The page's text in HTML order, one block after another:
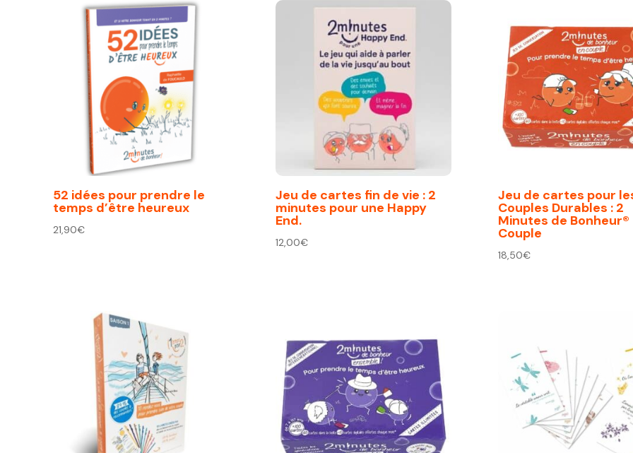
52 idées pour prendre le
temps d’être heureux
21,90€
Jeu de cartes fin de vie : 2
minutes pour une Happy
End.
12,00€
Jeu de cartes pour
Couples Durables : 2
Minutes de Bonheur®
Couple
18,50€